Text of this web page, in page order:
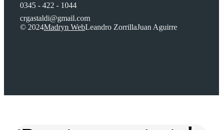
0345 - 422 - 1044
crgastaldi@gmail.com
© 2024Madryn WebLeandro ZorrillaJuan Aguirre